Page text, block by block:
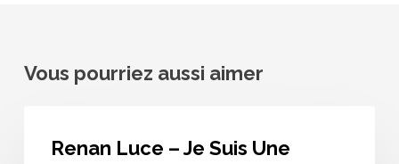
Vous pourriez aussi aimer
Renan Luce – Je Suis Une